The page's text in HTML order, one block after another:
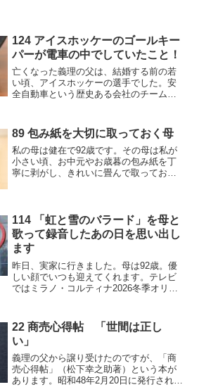
124 アイスホッケーのゴールキー
パーが電車の中でしていたこと！
亡くなった義理の父は、結婚する前の若
い頃、アイスホッケーの選手でした。安
全自動車という歴史ある会社のチームに
大会にて初優勝もしているチームです。
89 包み紙を大切に取っておく母
私の母は健在で92歳です。その母は私が
小さい頃、お中元やお歳暮の包み紙を丁
寧に剥がし、きれいに畳んで取っておい
用紙に転用するには丁度良かったのだと
思います。（洋裁の腕前ですが、人から
頼まれてお金をもらうほどの腕前でし
た）物を大切にすることを実践で教えて
くれていました。
114 「虹と雪のバラード」を母と
歌って録音したあの日を思い出し
ます
昨日、実家に行きました。母は92歳。優
しい顔でいつも迎えてくれます。テレビ
ではミラノ・コルティナ2026冬季オリン
に開催された札幌冬季オリンピックのテ
ーマソング「虹と雪のバラード」を母と
歌ったことを思い出します。
22 商売心得帖 「世間は正し
い」
義理の父から譲り受けたのですが、「商
売心得帖」（松下幸之助著）という本が
あります。昭和48年2月20日に発行された